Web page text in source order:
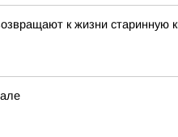
к жизни старинную